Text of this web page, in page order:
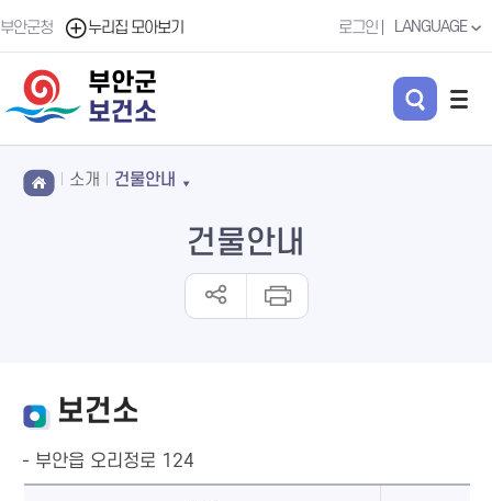
부안군청 누리집 모아보기 로그인 LANGUAGE
부안군
보건소
소개 건물안내
건물안내
보건소
- 부안읍 오리정로 124